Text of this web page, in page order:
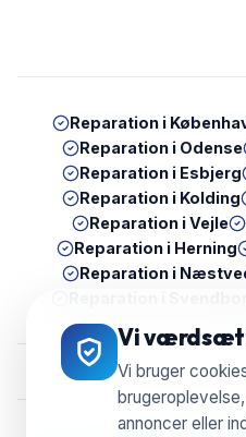
Vi
Vi bruger
annoncer eller
Reparation i
Reparation i Odense
Reparation i Esbjerg
Reparation i Kolding
Reparation iVejle
Reparation i Herning
Reparation i